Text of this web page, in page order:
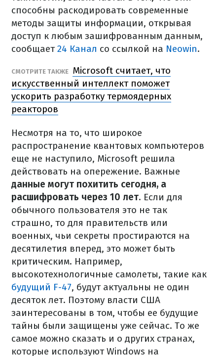
способны раскодировать современные
методы защиты информации, открывая
доступ к любым зашифрованным данным,
сообщает24 Канал со ссылкой на Neowin.
СМОТРИТЕ ТАКЖЕ Microsoft считает, что
искусственный интеллект поможет
ускорить разработку термоядерных
реакторов
Несмотря на то, что широкое
распространение квантовых компьютеров
еще не наступило, Microsoft решила
действовать на опережение. Важные
данные могут похитить сегодня, а
расшифровать через 10 лет. Если для
обычного пользователя это не так
страшно, то для правительств или
военных, чьи секреты простираются на
десятилетия вперед, это может быть
критическим. Например,
высокотехнологичные самолеты, такие как
будущий F-47, будут актуальны не один
десяток лет. Поэтому власти США
заинтересованы в том, чтобы ее будущие
тайны были защищены уже сейчас. То же
самое можно сказать и о других странах,
которые используют Windows на